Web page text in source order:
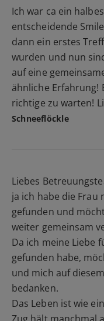
Ich war ca ein
entscheidende
dann ein erstes
wurden und nun
auf eine
ähnliche Erfahrung!
richtige zu warten!
Schneeflöckle
Liebes
ja ich habe die Frau
gefunden und
weiter gemeinsam
Da ich meine Liebe
gefunden habe,
und mich auf
bedanken.
Das Leben ist wie